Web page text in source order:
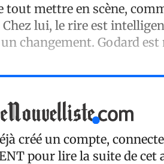
tout mettre en scène,
lui, le rire est
changement. Godard est
créé un compte,
pour lire la suite de cet